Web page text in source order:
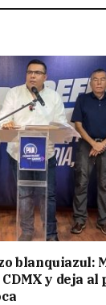
blanquiazul:
y deja al